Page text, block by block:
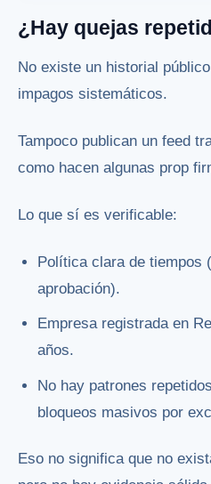
¿Hay quejas
No existe un historial
impagos sistemáticos.
Tampoco publican un feed
como hacen algunas prop
Lo que sí es verificable:
Política clara de tiempos
aprobación).
Empresa registrada en
años.
No hay patrones
bloqueos masivos por
Eso no significa que no